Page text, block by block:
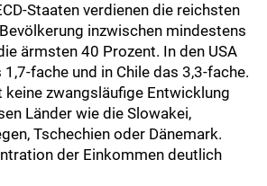
Staaten verdienen die reichsten
inzwischen mindestens
ärmsten 40 Prozent. In den USA
fache und in Chile das 3,3-fache.
keine zwangsläufige Entwicklung
Länder wie die Slowakei,
Tschechien oder Dänemark.
der Einkommen deutlich